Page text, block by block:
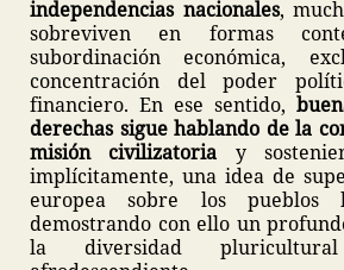
independencias nacionales,
sobreviven en formas
subordinación económica,
concentración del poder
financiero. En ese sentido,
derechas sigue hablando de la
misión civilizatoria y
implícitamente, una idea de
europea sobre los pueblos
demostrando con ello un
la diversidad